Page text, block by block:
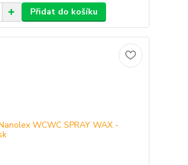
Přidat do košíku